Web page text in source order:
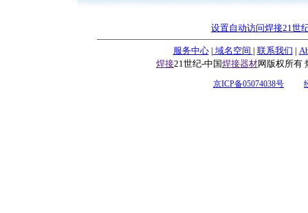
设置自动访问焊接21世
服务中心| 域名空间 | 联系我们 |
焊接21世纪-中国焊接器材网版权所有
京ICP备05074038号